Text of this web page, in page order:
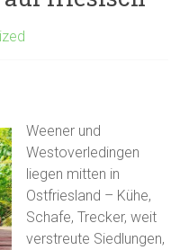
Weener und
Westoverledingen
liegen mitten in
Ostfriesland – Kühe,
Schafe, Trecker, weit
verstreute Siedlungen,